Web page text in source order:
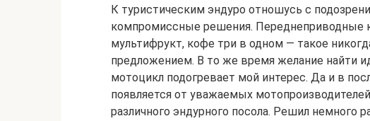
К туристическим эндуро отношусь с
компромиссные решения. Переднеприводные
мультифрукт, кофе три в одном — такое
предложением. В то же время желание найти
мотоцикл подогревает мой интерес. Да и в
появляется от уважаемых
различного эндурного посола. Решил немного